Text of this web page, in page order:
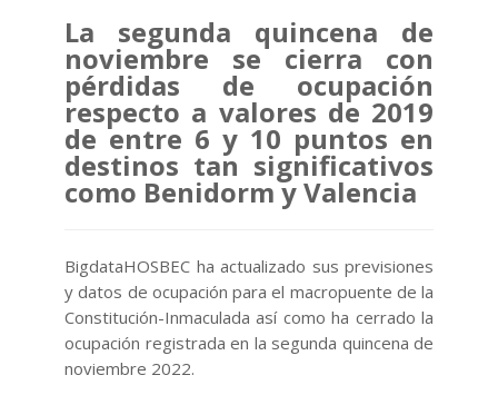
La segunda quincena de
noviembre se cierra con
pérdidas de ocupación
respecto a valores de 2019
de entre 6 y 10 puntos en
destinos tan significativos
como Benidorm y Valencia
BigdataHOSBEC ha actualizado sus previsiones
y datos de ocupación para el macropuente de la
Constitución-Inmaculada así como ha cerrado la
ocupación registrada en la segunda quincena de
noviembre 2022.